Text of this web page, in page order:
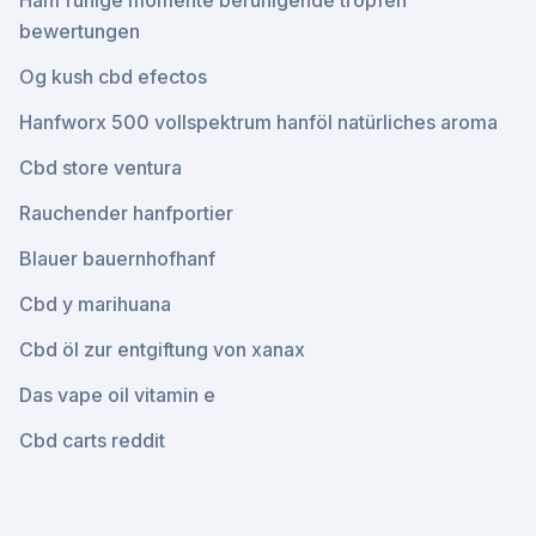
bewertungen
Og kush cbd efectos
Hanfworx 500 vollspektrum hanföl natürliches aroma
Cbd store ventura
Rauchender hanfportier
Blauer bauernhofhanf
Cbd y marihuana
Cbd öl zur entgiftung von xanax
Das vape oil vitamin e
Cbd carts reddit